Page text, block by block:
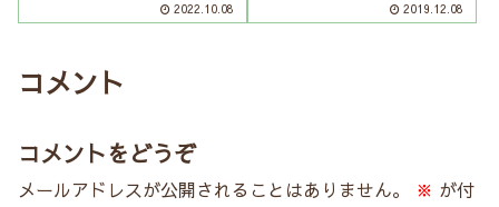
2022.10.08 2019.12.08
コメント
コメントをどうぞ
メールアドレスが公開されることはありません。 ※ が付